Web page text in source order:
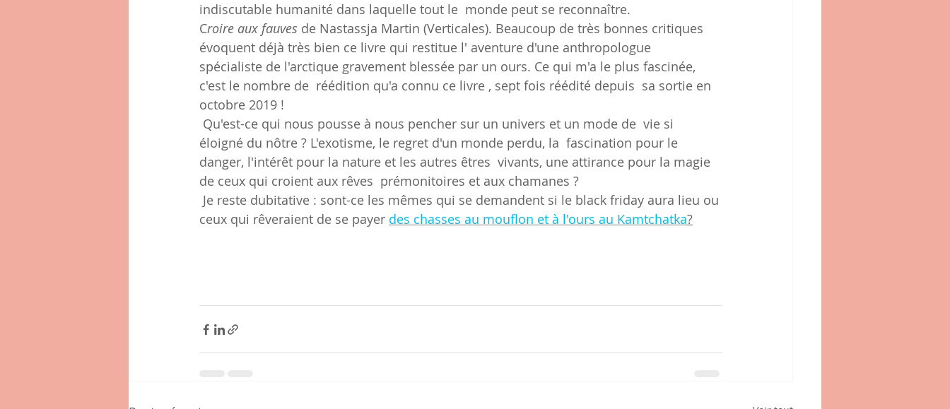
indiscutable humanité dans laquelle tout le  monde peut se reconnaître.
Croire aux fauves de Nastassja Martin (Verticales). Beaucoup de très bonnes critiques
évoquent déjà très bien ce livre qui restitue l' aventure d'une anthropologue
spécialiste de l'arctique gravement blessée par un ours. Ce qui m'a le plus fascinée,
c'est le nombre de  réédition qu'a connu ce livre , sept fois réédité depuis  sa sortie en
octobre 2019 !
éloigné du nôtre ? L'exotisme, le regret d'un monde perdu, la  fascination pour le
danger, l'intérêt pour la nature et les autres êtres  vivants, une attirance pour la magie
de ceux qui croient aux rêves  prémonitoires et aux chamanes ?
ceux qui rêveraient de se payer des chasses au mouflon et à l'ours au Kamtchatka?